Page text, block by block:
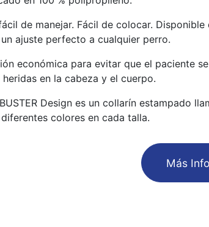
de manejar. Fácil de colocar. Disponible
ajuste perfecto a cualquier perro.
económica para evitar que el paciente
heridas en la cabeza y el cuerpo.
Design es un collarín estampado
colores en cada talla.
​Más